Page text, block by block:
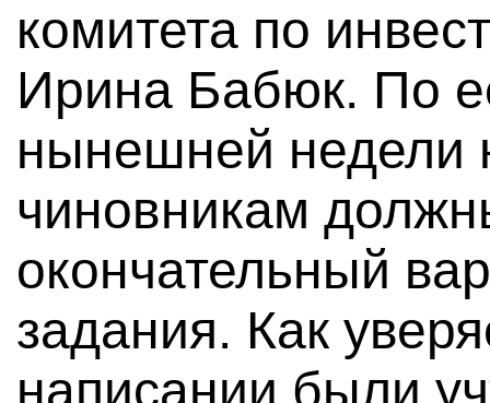
комитета по
Ирина Бабюк. По
нынешней недели
чиновникам
окончательный
задания. Как
написании были